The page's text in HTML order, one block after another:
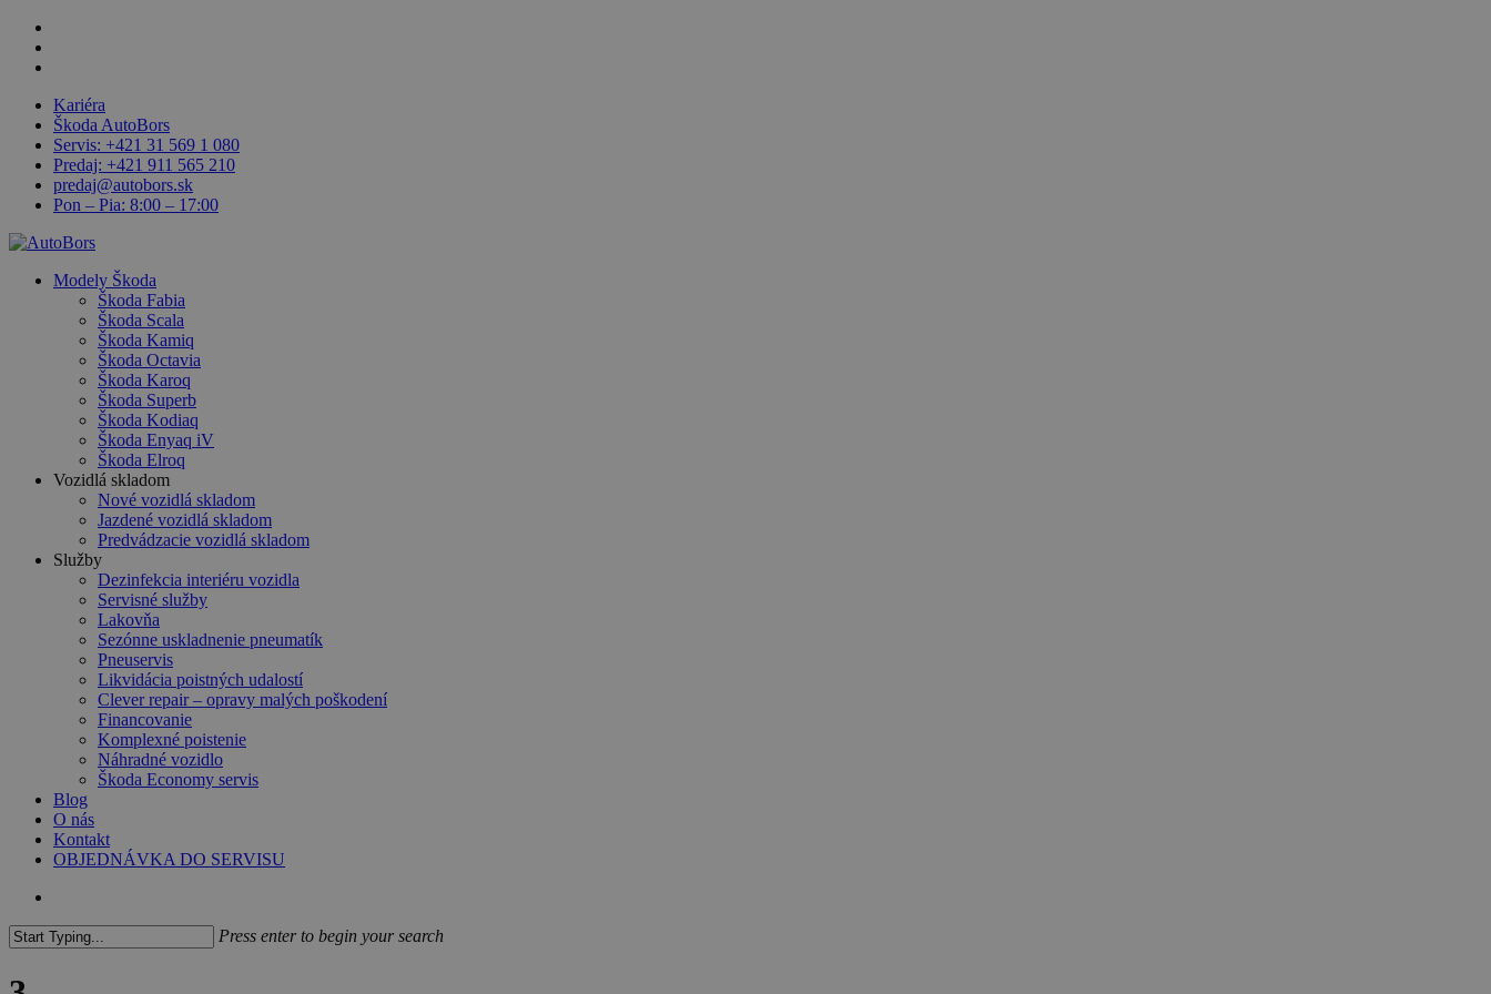
Skip
main
Kariéra
Škoda AutoBors
Servis: +421 31 569 1 080
Predaj: +421 911 565 210
predaj@autobors.sk
Pon – Pia: 8:00 – 17:00
search
Menu
Modely Škoda
Škoda Fabia
Škoda Scala
Škoda Kamiq
Škoda Octavia
Škoda Karoq
Škoda Superb
Škoda Kodiaq
Škoda Enyaq iV
Škoda Elroq
Vozidlá skladom
Nové vozidlá skladom
Jazdené vozidlá skladom
Predvádzacie vozidlá skladom
Služby
Dezinfekcia interiéru vozidla
Servisné služby
Lakovňa
Sezónne uskladnenie pneumatík
Pneuservis
Likvidácia poistných udalostí
Clever repair – opravy malých poškodení
Financovanie
Komplexné poistenie
Náhradné vozidlo
Škoda Economy servis
Blog
O nás
Kontakt
OBJEDNÁVKA DO SERVISU
Press enter to begin your search
Search